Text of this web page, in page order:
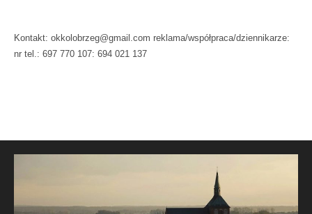
Kontakt: okkolobrzeg@gmail.com reklama/współpraca/dziennikarze:
nr tel.: 697 770 107: 694 021 137